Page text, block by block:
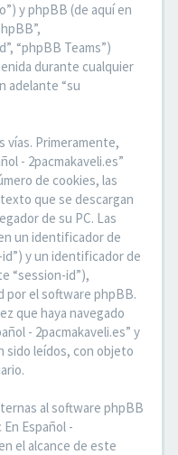
y phpBB (de aquí en
“phpBB Teams”)
durante cualquier
adelante “su
vías. Primeramente,
- 2pacmakaveli.es”
de cookies, las
que se descargan
de su PC. Las
un identificador de
y un identificador de
“session-id”),
por el software phpBB.
que haya navegado
- 2pacmakaveli.es” y
sido leídos, con objeto
al software phpBB
Español -
el alcance de este